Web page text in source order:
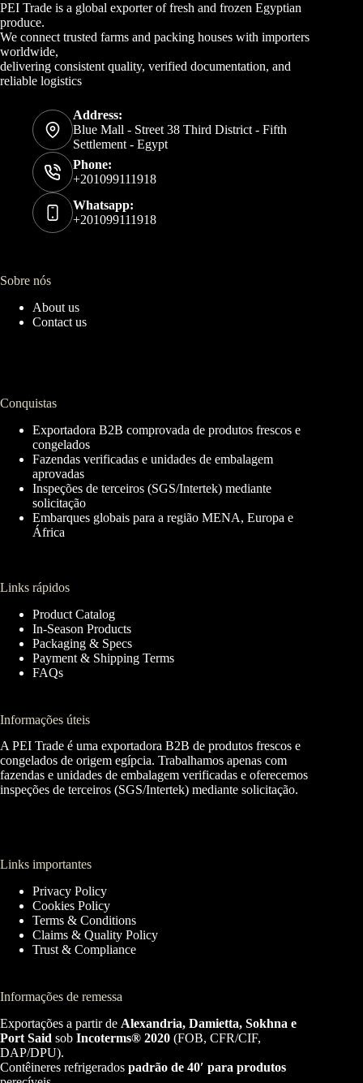
PEI Trade is a global exporter of fresh and frozen Egyptian
produce.
We connect trusted farms and packing houses with importers
worldwide,
delivering consistent quality, verified documentation, and
reliable logistics
Address:
Blue Mall - Street 38 Third District - Fifth
Settlement - Egypt
Phone:
+201099111918
Whatsapp:
+201099111918
Sobre nós
About us
Contact us
Conquistas
Exportadora B2B comprovada de produtos frescos e
congelados
Fazendas verificadas e unidades de embalagem
aprovadas
Inspeções de terceiros (SGS/Intertek) mediante
solicitação
Embarques globais para a região MENA, Europa e
África
Links rápidos
Product Catalog
In-Season Products
Packaging & Specs
Payment & Shipping Terms
FAQs
Informações úteis
A PEI Trade é uma exportadora B2B de produtos frescos e
congelados de origem egípcia. Trabalhamos apenas com
fazendas e unidades de embalagem verificadas e oferecemos
inspeções de terceiros (SGS/Intertek) mediante solicitação.
Links importantes
Privacy Policy
Cookies Policy
Terms & Conditions
Claims & Quality Policy
Trust & Compliance
Informações de remessa
Exportações a partir de Alexandria, Damietta, Sokhna e
Port Said sob Incoterms® 2020 (FOB, CFR/CIF,
DAP/DPU).
Contêineres refrigerados padrão de 40′ para produtos